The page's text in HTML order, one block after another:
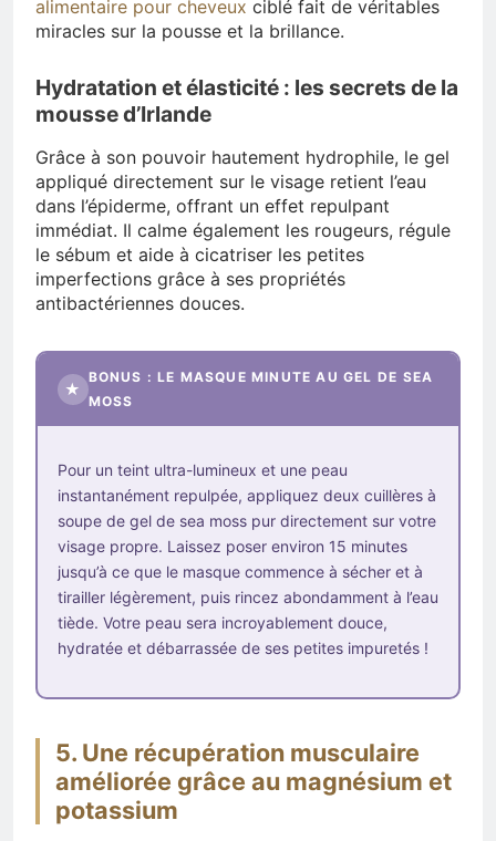
alimentaire pour cheveux ciblé fait de véritables
miracles sur la pousse et la brillance.
Hydratation et élasticité : les secrets de la
mousse d’Irlande
Grâce à son pouvoir hautement hydrophile, le gel
appliqué directement sur le visage retient l’eau
dans l’épiderme, offrant un effet repulpant
immédiat. Il calme également les rougeurs, régule
le sébum et aide à cicatriser les petites
imperfections grâce à ses propriétés
antibactériennes douces.
★
BONUS : LE MASQUE MINUTE AU GEL DE SEA
MOSS
Pour un teint ultra-lumineux et une peau
instantanément repulpée, appliquez deux cuillères à
soupe de gel de sea moss pur directement sur votre
visage propre. Laissez poser environ 15 minutes
jusqu’à ce que le masque commence à sécher et à
tirailler légèrement, puis rincez abondamment à l’eau
tiède. Votre peau sera incroyablement douce,
hydratée et débarrassée de ses petites impuretés !
5. Une récupération musculaire
améliorée grâce au magnésium et
potassium